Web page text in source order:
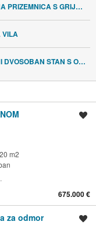
BARBAN, MODERNA PRIZEMNICA S GRIJANIM BAZENOM
BARBAN, PRIZEMNI DVOSOBAN STAN S OKUĆNICOM
m2
675.000 €
za odmor